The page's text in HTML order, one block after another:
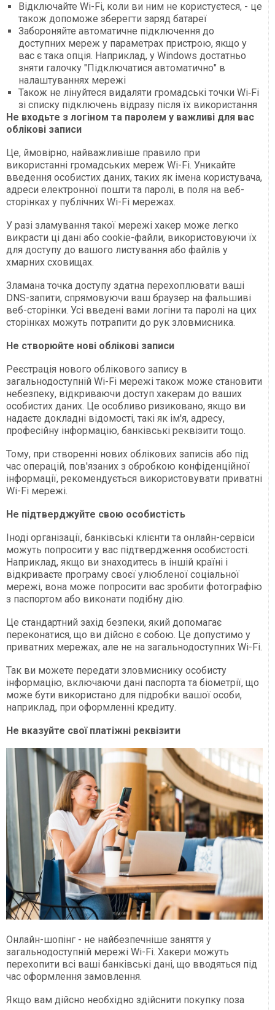
Відключайте Wi-Fi, коли ви ним не користуєтеся, - це
також допоможе зберегти заряд батареї
Забороняйте автоматичне підключення до
доступних мереж у параметрах пристрою, якщо у
вас є така опція. Наприклад, у Windows достатньо
зняти галочку "Підключатися автоматично" в
налаштуваннях мережі
Також не лінуйтеся видаляти громадські точки Wi‑Fi
зі списку підключень відразу після їх використання
Не входьте з логіном та паролем у важливі для вас
облікові записи
Це, ймовірно, найважливіше правило при
використанні громадських мереж Wi-Fi. Уникайте
введення особистих даних, таких як імена користувача,
адреси електронної пошти та паролі, в поля на веб-
сторінках у публічних Wi-Fi мережах.
У разі зламування такої мережі хакер може легко
викрасти ці дані або cookie-файли, використовуючи їх
для доступу до вашого листування або файлів у
хмарних сховищах.
Зламана точка доступу здатна перехоплювати ваші
DNS-запити, спрямовуючи ваш браузер на фальшиві
веб-сторінки. Усі введені вами логіни та паролі на цих
сторінках можуть потрапити до рук зловмисника.
Не створюйте нові облікові записи
Реєстрація нового облікового запису в
загальнодоступній Wi-Fi мережі також може становити
небезпеку, відкриваючи доступ хакерам до ваших
особистих даних. Це особливо ризиковано, якщо ви
надаєте докладні відомості, такі як ім'я, адресу,
професійну інформацію, банківські реквізити тощо.
Тому, при створенні нових облікових записів або під
час операцій, пов'язаних з обробкою конфіденційної
інформації, рекомендується використовувати приватні
Wi-Fi мережі.
Не підтверджуйте свою особистість
Іноді організації, банківські клієнти та онлайн-сервіси
можуть попросити у вас підтвердження особистості.
Наприклад, якщо ви знаходитесь в іншій країні і
відкриваєте програму своєї улюбленої соціальної
мережі, вона може попросити вас зробити фотографію
з паспортом або виконати подібну дію.
Це стандартний захід безпеки, який допомагає
переконатися, що ви дійсно є собою. Це допустимо у
приватних мережах, але не на загальнодоступних Wi-Fi.
Так ви можете передати зловмиснику особисту
інформацію, включаючи дані паспорта та біометрії, що
може бути використано для підробки вашої особи,
наприклад, при оформленні кредиту.
Не вказуйте свої платіжні реквізити
Онлайн-шопінг - не найбезпечніше заняття у
загальнодоступній мережі Wi-Fi. Хакери можуть
перехопити всі ваші банківські дані, що вводяться під
час оформлення замовлення.
Якщо вам дійсно необхідно здійснити покупку поза